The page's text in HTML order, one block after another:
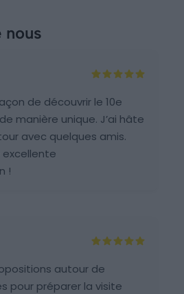
nous
de découvrir le 10e
manière unique. J’ai hâte
avec quelques amis.
!
autour de
pour préparer la visite